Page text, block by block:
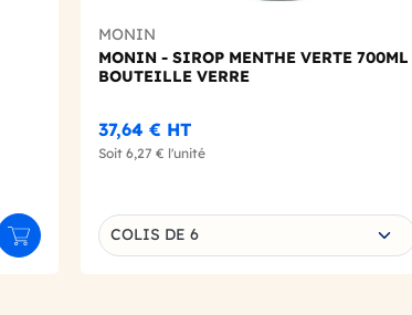
Ajouter au panier
MONIN
MONIN - SIROP MENTHE VERTE 700ML
BOUTEILLE VERRE
37,64 € HT
Soit 6,27 € l'unité
Choisissez une déclinaison
COLIS DE 6